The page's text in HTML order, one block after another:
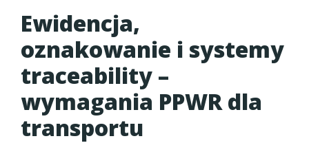
Ewidencja,
oznakowanie i systemy
traceability –
wymagania PPWR dla
transportu